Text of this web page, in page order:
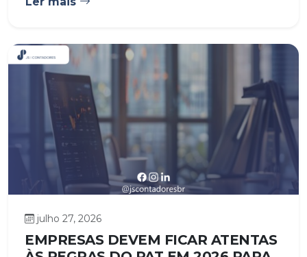
julho 27, 2026
EMPRESAS DEVEM FICAR ATENTAS